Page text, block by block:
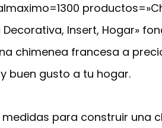
Insert, Hogar»
chimenea francesa a
buen gusto a tu hogar.
para construir una